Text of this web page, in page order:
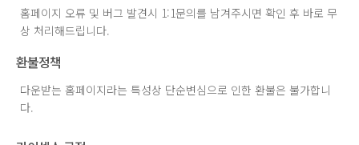
홈페이지 오류 및 버그 발견시 1:1문의를 남겨주시면 확인 후 바로 무
상 처리해드립니다.
환불정책
다운받는 홈페이지라는 특성상 단순변심으로 인한 환불은 불가합니
다.